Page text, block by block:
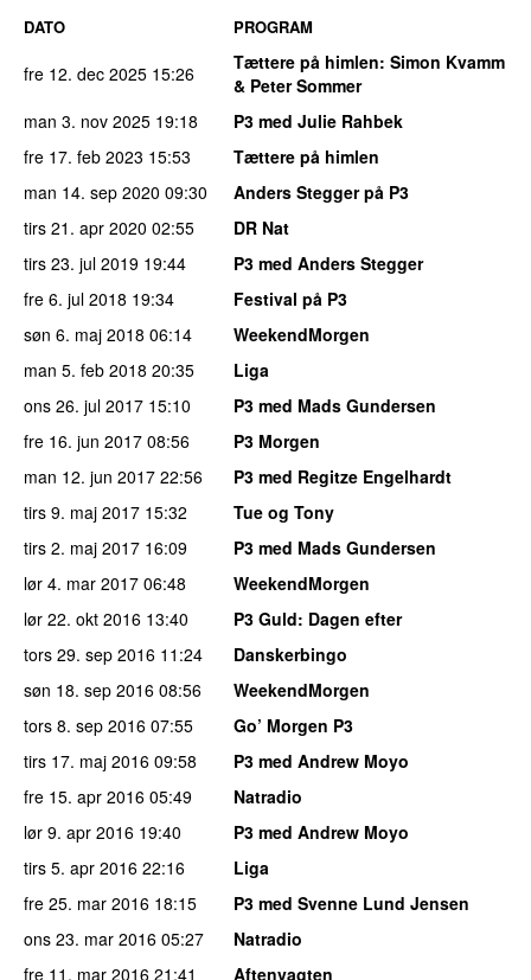
DATO PROGRAM
fre 12. dec 2025 15:26 Tættere på himlen: Simon Kvamm
& Peter Sommer
man 3. nov 2025 19:18
P3 med Julie Rahbek
fre 17. feb 2023 15:53
Tættere på himlen
man 14. sep 2020 09:30
Anders Stegger på P3
tirs 21. apr 2020 02:55
DR Nat
tirs 23. jul 2019 19:44
P3 med Anders Stegger
fre 6. jul 2018 19:34
Festival på P3
søn 6. maj 2018 06:14
WeekendMorgen
man 5. feb 2018 20:35
Liga
ons 26. jul 2017 15:10
P3 med Mads Gundersen
fre 16. jun 2017 08:56
P3 Morgen
man 12. jun 2017 22:56
P3 med Regitze Engelhardt
tirs 9. maj 2017 15:32
Tue og Tony
tirs 2. maj 2017 16:09
P3 med Mads Gundersen
lør 4. mar 2017 06:48
WeekendMorgen
lør 22. okt 2016 13:40 P3 Guld: Dagen efter
tors 29. sep 2016 11:24
Danskerbingo
søn 18. sep 2016 08:56
WeekendMorgen
tors 8. sep 2016 07:55
Go’ Morgen P3
tirs 17. maj 2016 09:58
P3 med Andrew Moyo
fre 15. apr 2016 05:49
Natradio
lør 9. apr 2016 19:40
P3 med Andrew Moyo
tirs 5. apr 2016 22:16
Liga
fre 25. mar 2016 18:15
P3 med Svenne Lund Jensen
ons 23. mar 2016 05:27
Natradio
fre 11. mar 2016 21:41
Aftenvagten